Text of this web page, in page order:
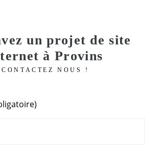
un projet de site
à Provins
CONTACTEZ NOUS !